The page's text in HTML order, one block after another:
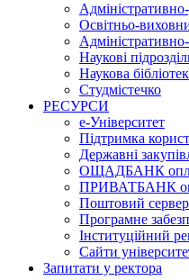
Освітньо-
Наукові
Наукова
Студмістечко
РЕСУРСИ
е-Університет
Підтримка
Державні
ОЩАДБАНК
ПРИВАТБАНК
Поштовий сервер
Програмне
Інституційний
Сайти
Запитати у ректора